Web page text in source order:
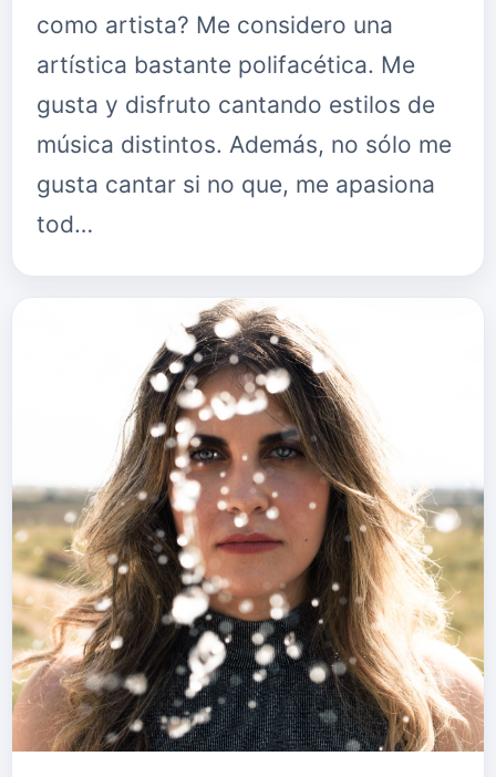
como artista? Me considero una
artística bastante polifacética. Me
gusta y disfruto cantando estilos de
música distintos. Además, no sólo me
gusta cantar si no que, me apasiona
tod…